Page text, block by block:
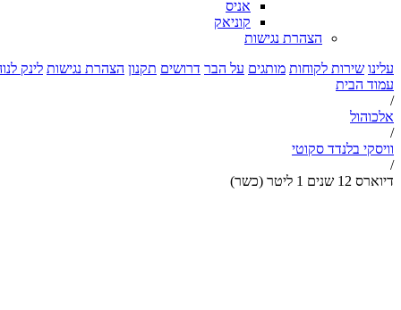
אניס
קוניאק
הצהרת נגישות
עלינו שירות לקוחות מותגים על הבר דרושים תקנון הצהרת נגישות לינק
עמוד הבית
/
אלכוהול
/
וויסקי בלנדד סקוטי
/
דיוארס 12 שנים 1 ליטר (כשר)